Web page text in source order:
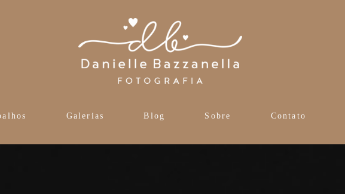
Galerias Blog Sobre Contato